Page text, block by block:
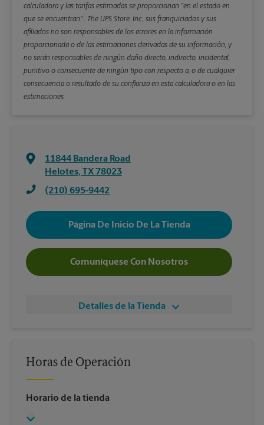
calculadora y las tarifas estimadas se proporcionan "en el estado en
que se encuentran" . The UPS Store, Inc., sus franquiciados y sus
afiliados no son responsables de los errores en la información
proporcionada o de las estimaciones derivadas de su información, y
no serán responsables de ningún daño directo, indirecto, incidental,
punitivo o consecuente de ningún tipo con respecto a, o de cualquier
consecuencia o resultado de su confianza en esta calculadora o en las
estimaciones.
11844 Bandera Road
Helotes, TX 78023
(210) 695-9442
Página De Inicio De La Tienda
Comuníquese Con Nosotros
Detalles de la Tienda
Horas de Operación
Horario de la tienda